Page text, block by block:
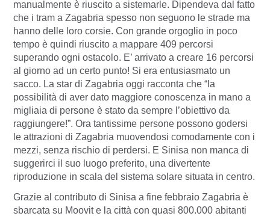
manualmente è riuscito a sistemarle. Dipendeva dal fatto
che i tram a Zagabria spesso non seguono le strade ma
hanno delle loro corsie. Con grande orgoglio in poco
tempo è quindi riuscito a mappare 409 percorsi
superando ogni ostacolo. E’ arrivato a creare 16 percorsi
al giorno ad un certo punto! Si era entusiasmato un
sacco. La star di Zagabria oggi racconta che “la
possibilità di aver dato maggiore conoscenza in mano a
migliaia di persone è stato da sempre l’obiettivo da
raggiungere!”. Ora tantissime persone possono godersi
le attrazioni di Zagabria muovendosi comodamente con i
mezzi, senza rischio di perdersi. E Sinisa non manca di
suggerirci il suo luogo preferito, una divertente
riproduzione in scala del sistema solare situata in centro.
Grazie al contributo di Sinisa a fine febbraio Zagabria è
sbarcata su Moovit e la città con quasi 800.000 abitanti